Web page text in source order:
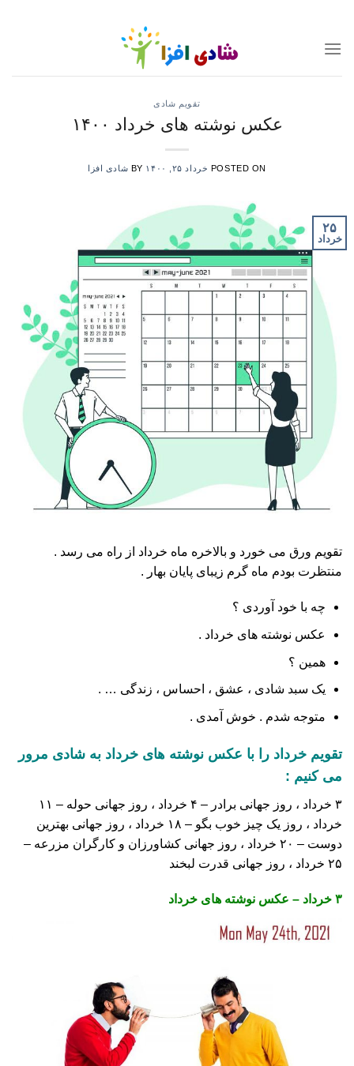
content
تقویم شادی
عکس نوشته های خرداد ۱۴۰۰
POSTED ON خرداد ۲۵, ۱۴۰۰ BY شادی افزا
۲۵
خرداد
تقویم ورق می خورد و بالاخره ماه خرداد از راه می رسد .
منتظرت بودم ماه گرم زیبای پایان بهار .
چه با خود آوردی ؟
عکس نوشته های خرداد .
همین ؟
یک سبد شادی ، عشق ، احساس ، زندگی … .
متوجه شدم . خوش آمدی .
تقویم خرداد را با عکس نوشته های خرداد به شادی مرور
می کنیم :
۳ خرداد ، روز جهانی برادر – ۴ خرداد ، روز جهانی حوله – ۱۱
خرداد ، روز یک چیز خوب بگو – ۱۸ خرداد ، روز جهانی بهترین
دوست – ۲۰ خرداد ، روز جهانی کشاورزان و کارگران مزرعه –
۲۵ خرداد ، روز جهانی قدرت لبخند
۳ خرداد – عکس نوشته های خرداد